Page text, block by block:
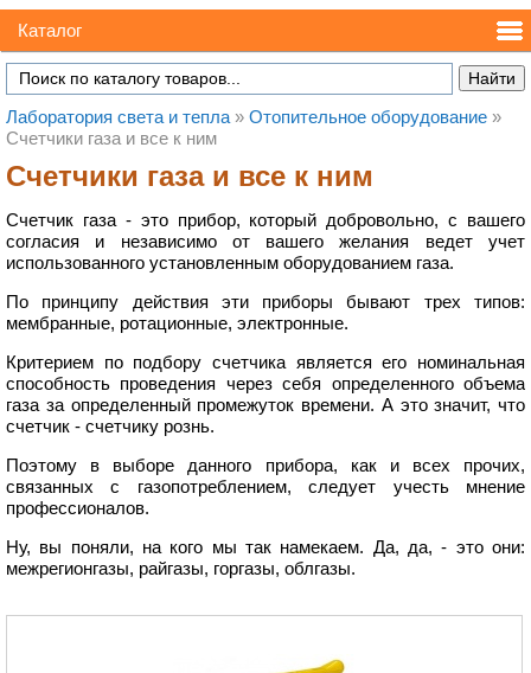
Каталог
Лаборатория света и тепла » Отопительное оборудование »
Счетчики газа и все к ним
Счетчики газа и все к ним
Счетчик газа - это прибор, который добровольно, с вашего
согласия и независимо от вашего желания ведет учет
использованного установленным оборудованием газа.
По принципу действия эти приборы бывают трех типов:
мембранные, ротационные, электронные.
Критерием по подбору счетчика является его номинальная
способность проведения через себя определенного объема
газа за определенный промежуток времени. А это значит, что
счетчик - счетчику рознь.
Поэтому в выборе данного прибора, как и всех прочих,
связанных с газопотреблением, следует учесть мнение
профессионалов.
Ну, вы поняли, на кого мы так намекаем. Да, да, - это они:
межрегионгазы, райгазы, горгазы, облгазы.